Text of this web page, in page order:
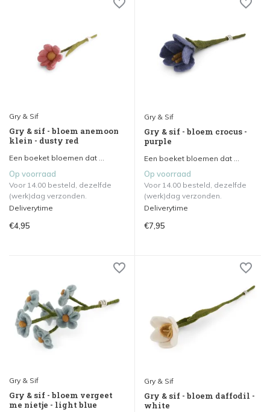
Gry & Sif
Gry & sif - bloem anemoon
klein - dusty red
Een boeket bloemen dat ...
Op voorraad
Voor 14.00 besteld, dezelfde
(werk)dag verzonden.
Deliverytime
€4,95
Gry & Sif
Gry & sif - bloem crocus -
purple
Een boeket bloemen dat ...
Op voorraad
Voor 14.00 besteld, dezelfde
(werk)dag verzonden.
Deliverytime
€7,95
Gry & Sif
Gry & sif - bloem vergeet
me nietje - light blue
Gry & Sif
Gry & sif - bloem daffodil -
white